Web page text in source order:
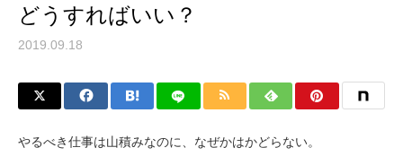
どうすればいい？
2019.09.18
やるべき仕事は山積みなのに、なぜかはかどらない。